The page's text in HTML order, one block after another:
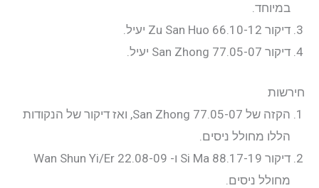
במיוחד.
דיקור 66.10-12 Zu San Huo יעיל.
דיקור 77.05-07 San Zhong יעיל.
חירשות
הקזה של 77.05-07 San Zhong, ואז דיקור של הנקודות
הללו מחולל ניסים.
דיקור 88.17-19 Si Ma ו- 22.08-09 Wan Shun Yi/Er
מחולל ניסים.